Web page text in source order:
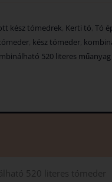
kész tómedrek, Kerti tó,Tó
, kész tómeder,
520 literes
520 literes tómeder